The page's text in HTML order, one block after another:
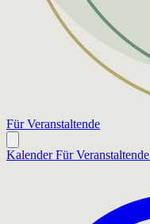
Für Veranstaltende
Kalender Für Veranstaltende